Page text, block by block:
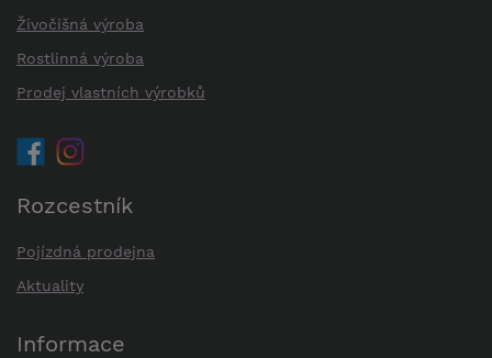
Živočišná výroba
Rostlinná výroba
Prodej vlastních výrobků
Rozcestník
Pojízdná prodejna
Aktuality
Informace